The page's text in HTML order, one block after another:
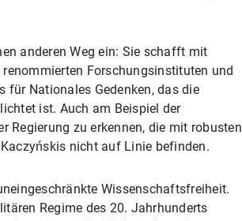
anderen Weg ein: Sie schafft mit
Forschungsinstituten und
für Nationales Gedenken, das die
ist. Auch am Beispiel der
Regierung zu erkennen, die mit robusten
nicht auf Linie befinden.
Wissenschaftsfreiheit.
Regime des 20. Jahrhunderts